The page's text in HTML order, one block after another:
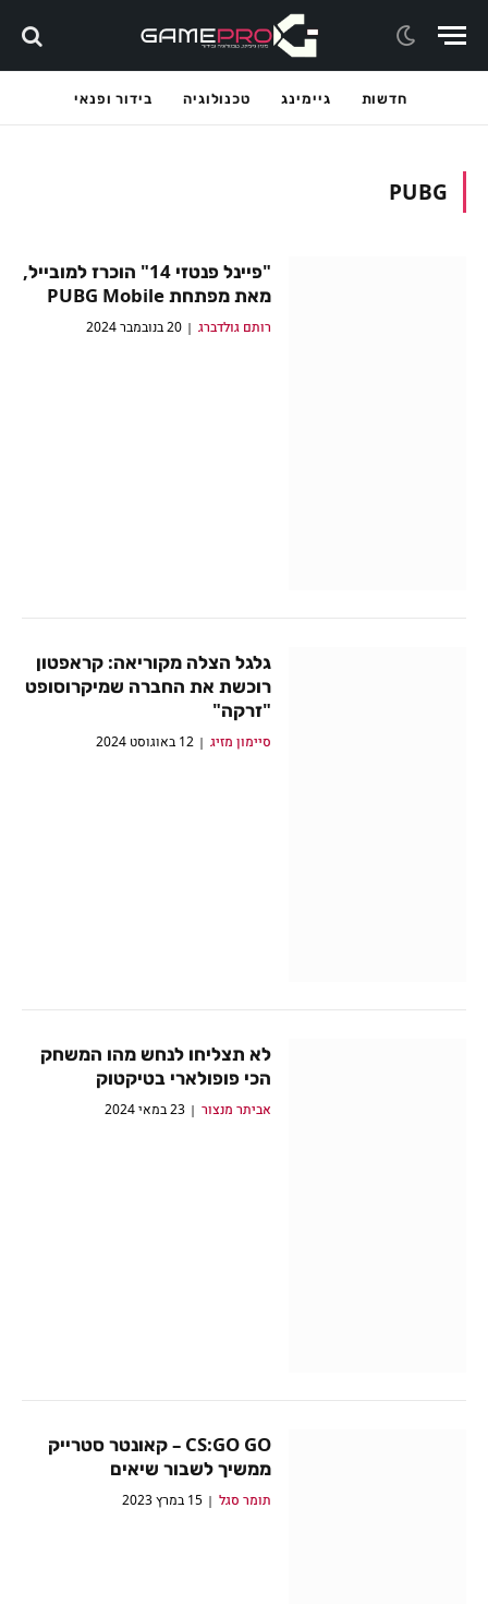
חדשות גיימינג טכנולוגיה בידור ופנאי
PUBG
"פיינל פנטזי 14" הוכרז למובייל,
מאת מפתחת PUBG Mobile
רותם גולדברג 20 בנובמבר 2024
גלגל הצלה מקוריאה: קראפטון
רוכשת את החברה שמיקרוסופט
"זרקה"
סיימון מזיג 12 באוגוסט 2024
לא תצליחו לנחש מהו המשחק
הכי פופולארי בטיקטוק
אביתר מנצור 23 במאי 2024
CS:GO GO – קאונטר סטרייק
ממשיך לשבור שיאים
תומר סגל 15 במרץ 2023